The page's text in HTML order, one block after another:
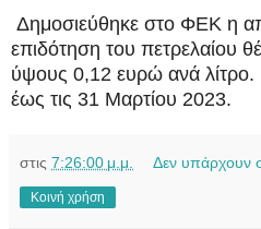
Δημοσιεύθηκε στο ΦΕΚ η
επιδότηση του πετρελαίου
ύψους 0,12 ευρώ ανά λίτρο.
έως τις 31 Μαρτίου 2023.
στις 7:26:00 μ.μ. Δεν υπάρχουν
Κοινή χρήση